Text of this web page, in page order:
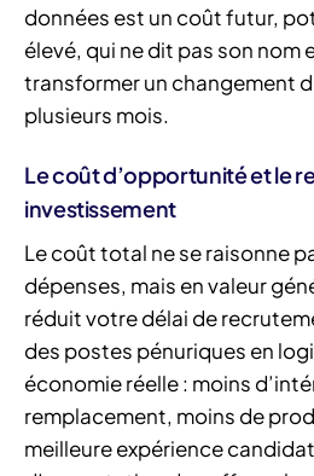
données est un coût futur,
élevé, qui ne dit pas son nom
transformer un changement
plusieurs mois.
Le coût d’opportunité et le
investissement
Le coût total ne se raisonne
dépenses, mais en valeur
réduit votre délai de
des postes pénuriques en
économie réelle : moins
remplacement, moins de
meilleure expérience